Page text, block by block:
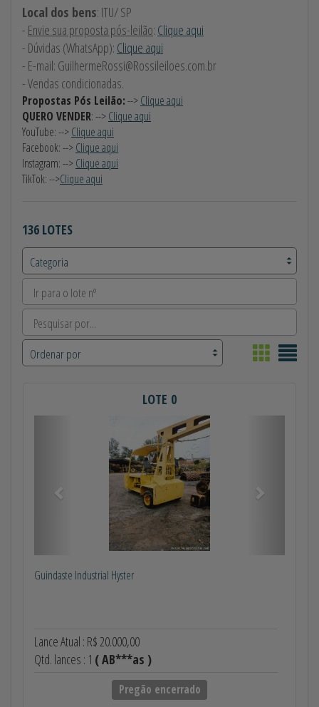
Local dos bens: ITU/ SP
- Envie sua proposta pós-leilão: Clique aqui
- Dúvidas (WhatsApp): Clique aqui
- E-mail: GuilhermeRossi@Rossileiloes.com.br
- Vendas condicionadas.
Propostas Pós Leilão:-->Clique aqui
QUERO VENDER: -->Clique aqui
YouTube: -->Clique aqui
Facebook: -->Clique aqui
Instagram: -->Clique aqui
TikTok: -->Clique aqui
136 LOTES
LOTE 0
Guindaste Industrial Hyster
Lance Atual : R$ 20.000,00
Qtd. lances : 1 ( AB***as )
Pregão encerrado